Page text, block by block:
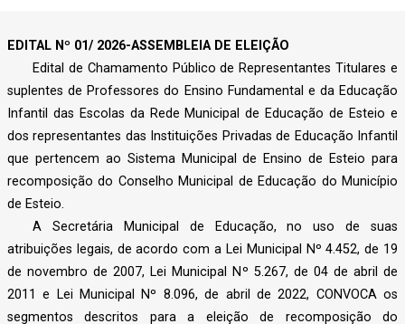
EDITAL Nº 01/ 2026-ASSEMBLEIA DE ELEIÇÃO
Edital de Chamamento Público de Representantes Titulares e
suplentes de Professores do Ensino Fundamental e da Educação
Infantil das Escolas da Rede Municipal de Educação de Esteio e
dos representantes das Instituições Privadas de Educação Infantil
que pertencem ao Sistema Municipal de Ensino de Esteio para
recomposição do Conselho Municipal de Educação do Município
de Esteio.
A Secretária Municipal de Educação, no uso de suas
atribuições legais, de acordo com a Lei Municipal Nº 4.452, de 19
de novembro de 2007, Lei Municipal Nº 5.267, de 04 de abril de
2011 e Lei Municipal Nº 8.096, de abril de 2022, CONVOCA os
segmentos descritos para a eleição de recomposição do